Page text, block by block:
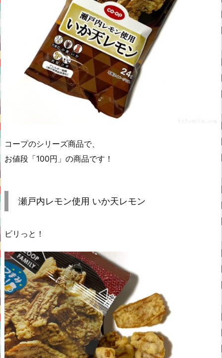
コープのシリーズ商品で、
お値段「100円」の商品です！
瀬戸内レモン使用 いか天レモン
ビリっと！